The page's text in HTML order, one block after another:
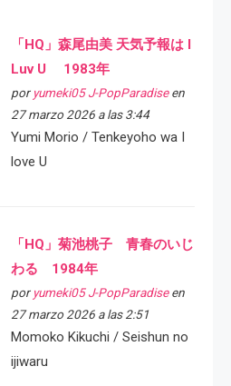
「HQ」森尾由美 天気予報は I
Luv U 1983年
por yumeki05 J-PopParadiseen
27 marzo 2026 a las 3:44
Yumi Morio / Tenkeyoho wa I
love U
「HQ」菊池桃子 青春のいじ
わる 1984年
por yumeki05 J-PopParadiseen
27 marzo 2026 a las 2:51
Momoko Kikuchi / Seishun no
ijiwaru